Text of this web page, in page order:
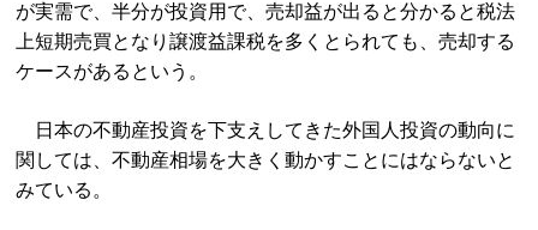
が実需で、半分が投資用で、売却益が出ると分かると税法
上短期売買となり譲渡益課税を多くとられても、売却する
ケースがあるという。
日本の不動産投資を下支えしてきた外国人投資の動向に
関しては、不動産相場を大きく動かすことにはならないと
みている。